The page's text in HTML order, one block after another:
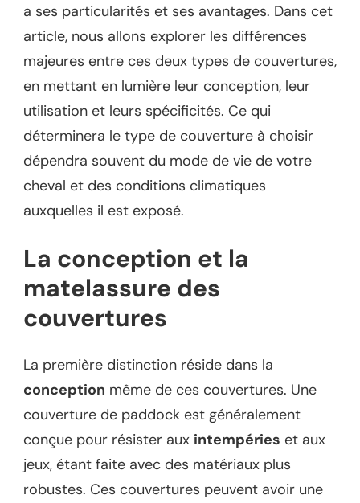
a ses particularités et ses avantages. Dans cet
article, nous allons explorer les différences
majeures entre ces deux types de couvertures,
en mettant en lumière leur conception, leur
utilisation et leurs spécificités. Ce qui
déterminera le type de couverture à choisir
dépendra souvent du mode de vie de votre
cheval et des conditions climatiques
auxquelles il est exposé.
La conception et la
matelassure des
couvertures
La première distinction réside dans la
conception même de ces couvertures. Une
couverture de paddock est généralement
conçue pour résister aux intempéries et aux
jeux, étant faite avec des matériaux plus
robustes. Ces couvertures peuvent avoir une